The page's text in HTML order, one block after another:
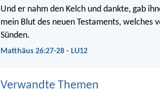
Und er nahm den Kelch und dankte, gab
mein Blut des neuen Testaments, welches
Sünden.
Matthäus 26:27-28 - LU12
Verwandte Themen